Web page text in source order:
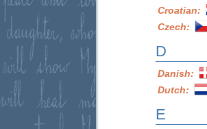
Croatian:
Czech:
D
Danish:
Dutch:
E